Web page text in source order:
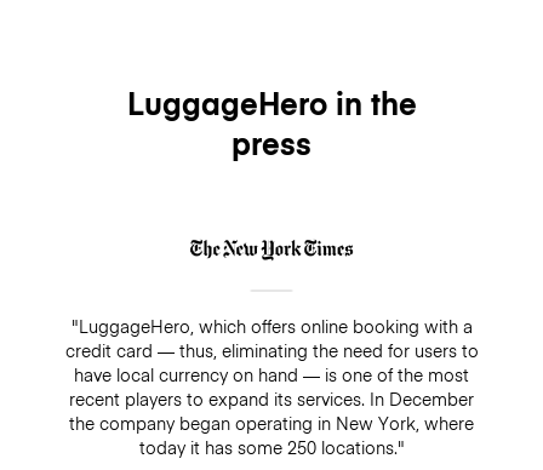
LuggageHero in the
press
"LuggageHero, which offers online booking with a
credit card — thus, eliminating the need for users to
have local currency on hand — is one of the most
recent players to expand its services. In December
the company began operating in New York, where
today it has some 250 locations."